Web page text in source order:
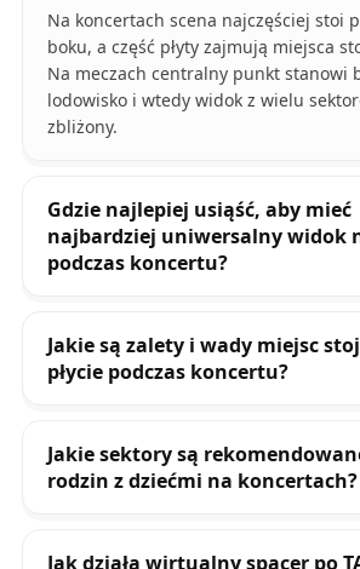
Na koncertach scena najczęściej stoi
boku, a część płyty zajmują miejsca
Na meczach centralny punkt stanowi
lodowisko i wtedy widok z wielu
zbliżony.
Gdzie najlepiej usiąść, aby mieć
najbardziej uniwersalny widok
podczas koncertu?
Jakie są zalety i wady miejsc
płycie podczas koncertu?
Jakie sektory są
rodzin z dziećmi na koncertach?
Jak działa wirtualny spacer po